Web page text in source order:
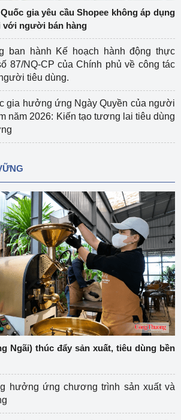
gia yêu cầu Shopee không áp dụng
với người bán hàng
ban hành Kế hoạch hành động thực
87/NQ-CP của Chính phủ về công tác
tiêu dùng.
gia hưởng ứng Ngày Quyền của người
năm 2026: Kiến tạo tương lai tiêu dùng
Ngãi) thúc đẩy sản xuất, tiêu dùng bền
hưởng ứng chương trình sản xuất và